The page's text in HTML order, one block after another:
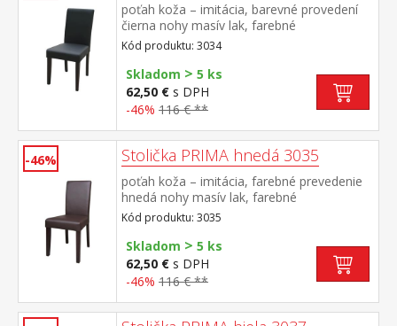
poťah koža – imitácia, barevné provedení
čierna nohy masív lak, farebné
prevedenie tmavo hnedá výška sedu 47 cm,
odporúčaná nosnosť do 120 kg
Kód produktu: 3034
Skladom > 5 ks
62,50 € s DPH
-46% 116 € **
-46% Stolička PRIMA hnedá 3035
poťah koža – imitácia, farebné prevedenie
hnedá nohy masív lak, farebné
prevedenie tmavo hnedá výška sedu 47 cm,
odporúčaná nosnosť do 120 kg
Kód produktu: 3035
Skladom > 5 ks
62,50 € s DPH
-46% 116 € **